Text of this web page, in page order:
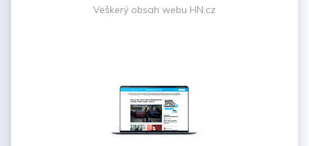
Veškerý obsah webu HN.cz